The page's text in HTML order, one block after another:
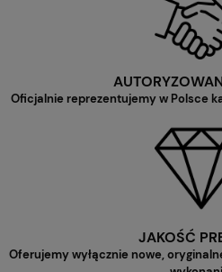
Oficjalnie reprezentujemy w Polsce
JAKOŚĆ
Oferujemy wyłącznie nowe,